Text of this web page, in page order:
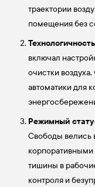
траектории
помещения без
включал
очистки
автоматики для
Режимный
Свободы велись
корпоративными
тишины в
контроля и